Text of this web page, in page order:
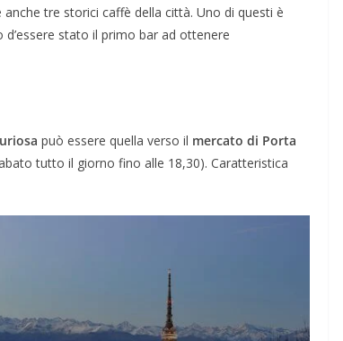
tre storici caffè della città. Uno di questi è
d’essere stato il primo bar ad ottenere
può essere quella verso il mercato di Porta
tutto il giorno fino alle 18,30). Caratteristica